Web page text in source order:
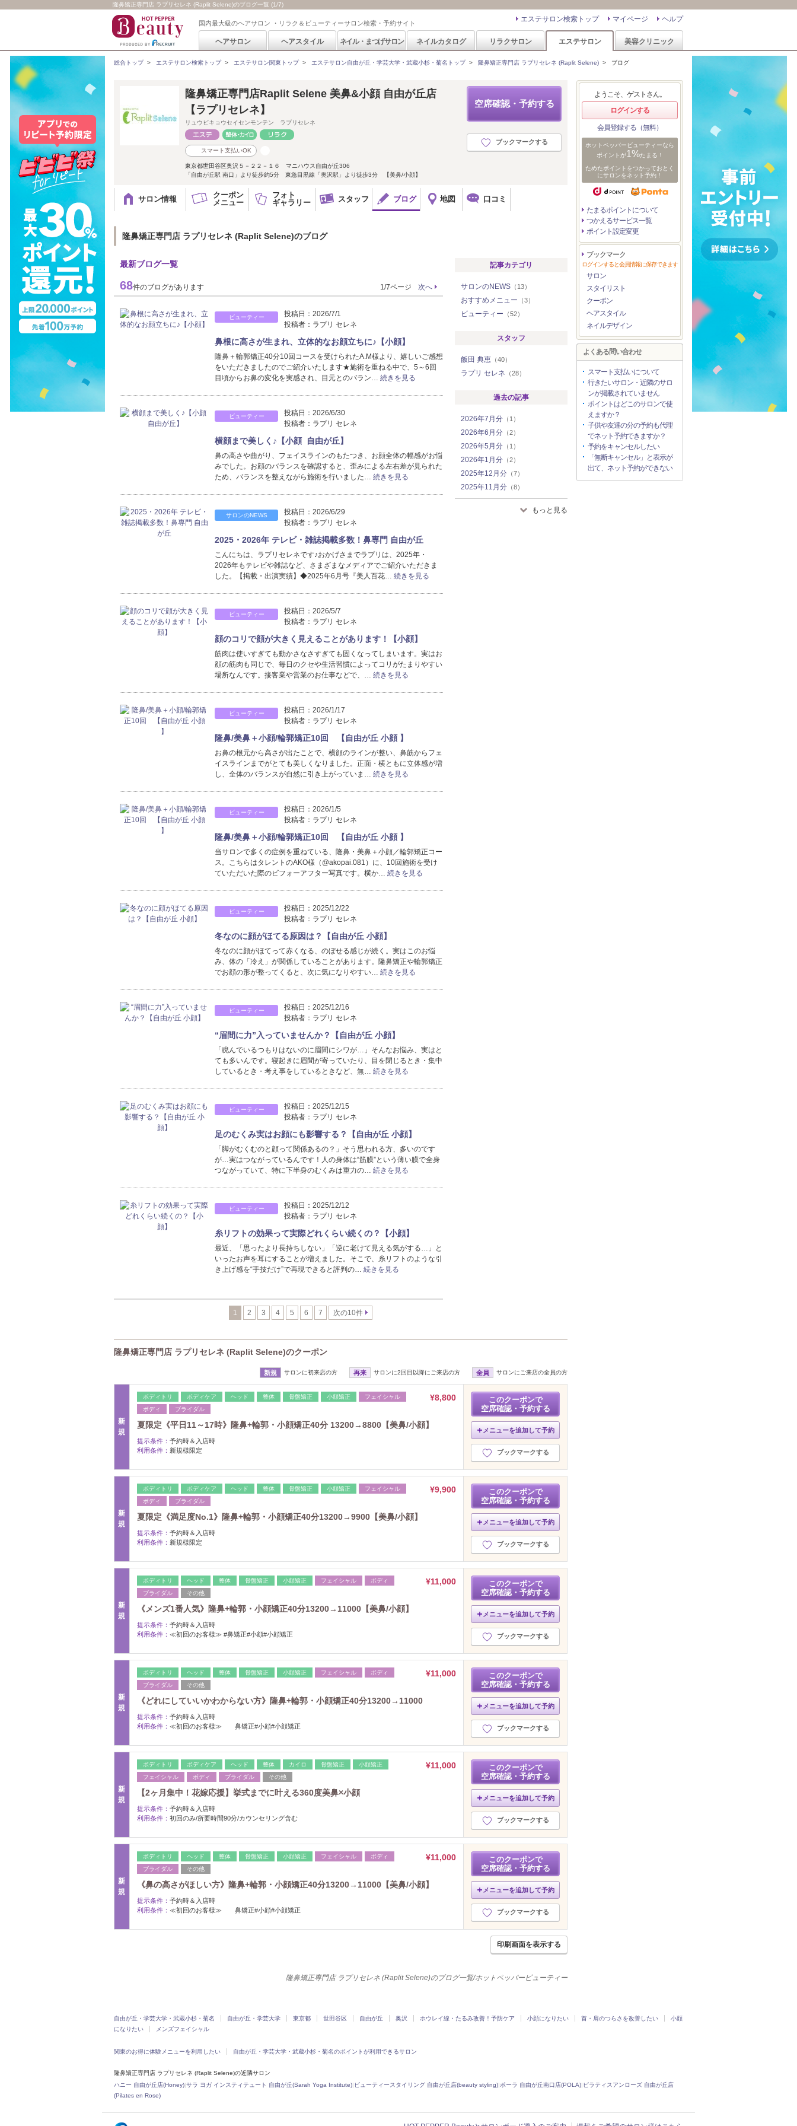
隆鼻矯正専門店 ラプリセレネ (Raplit Selene)のブログ一覧 (1/7)
国内最大級のヘアサロン ・リラク＆ビューティーサロン検索・予約サイト ヘルプ
マイページ
エステサロン検索トップ
ヘアサロン ヘアスタイル ネイル・まつげサロン ネイルカタログ リラクサロン エステサロン 美容クリニック
総合トップ> エステサロン検索トップ> エステサロン関東トップ> エステサロン自由が丘・学芸大学・武蔵小杉・菊名トップ> 隆鼻矯正専門店 ラプリセレネ (Raplit Selene) > ブログ
空席確認・予約する
ブックマークする
隆鼻矯正専門店Raplit Selene 美鼻&小顔 自由が丘店
【ラプリセレネ】
リュウビキョウセイセンモンテン ラプリセレネ
スマート支払いOK
東京都世田谷区奥沢５－２２－１６ マニハウス自由が丘306
「自由が丘駅 南口」より徒歩約5分 東急目黒線「奥沢駅」より徒歩3分 【美鼻/小顔】
サロン情報
クーポン
メニュー
フォト
ギャラリー
スタッフ ブログ 地図 口コミ
隆鼻矯正専門店 ラプリセレネ (Raplit Selene)のブログ
最新ブログ一覧
68件のブログがあります 1/7ページ 次へ
ビューティー 投稿日： 2026/7/1
投稿者： ラプリ セレネ
鼻根に高さが生まれ、立体的なお顔立ちに♪【小顔】
隆鼻＋輪郭矯正40分10回コースを受けられたA.M様より、嬉しいご感想
をいただきましたのでご紹介いたします★施術を重ねる中で、5～6回
目頃からお鼻の変化を実感され、目元とのバラン… 続きを見る
ビューティー 投稿日： 2026/6/30
投稿者： ラプリ セレネ
横顔まで美しく♪【小顔 自由が丘】
鼻の高さや曲がり、フェイスラインのもたつき、お顔全体の幅感がお悩
みでした。お顔のバランスを確認すると、歪みによる左右差が見られた
ため、バランスを整えながら施術を行いました… 続きを見る
サロンのNEWS 投稿日： 2026/6/29
投稿者： ラプリ セレネ
2025・2026年 テレビ・雑誌掲載多数！鼻専門 自由が丘
こんにちは、ラプリセレネです♪おかげさまでラプリは、2025年・
2026年もテレビや雑誌など、さまざまなメディアでご紹介いただきま
した。【掲載・出演実績】◆2025年6月号『美人百花… 続きを見る
ビューティー 投稿日： 2026/5/7
投稿者： ラプリ セレネ
顔のコリで顔が大きく見えることがあります！【小顔】
筋肉は使いすぎても動かさなさすぎても固くなってしまいます。実はお
顔の筋肉も同じで、毎日のクセや生活習慣によってコリがたまりやすい
場所なんです。接客業や営業のお仕事などで、… 続きを見る
ビューティー 投稿日： 2026/1/17
投稿者： ラプリ セレネ
隆鼻/美鼻＋小顔/輪郭矯正10回 【自由が丘 小顔 】
お鼻の根元から高さが出たことで、横顔のラインが整い、鼻筋からフェ
イスラインまでがとても美しくなりました。正面・横ともに立体感が増
し、全体のバランスが自然に引き上がっていま… 続きを見る
ビューティー 投稿日： 2026/1/5
投稿者： ラプリ セレネ
隆鼻/美鼻＋小顔/輪郭矯正10回 【自由が丘 小顔 】
当サロンで多くの症例を重ねている、隆鼻・美鼻＋小顔／輪郭矯正コー
ス。こちらはタレントのAKO様（@akopai.081）に、10回施術を受け
ていただいた際のビフォーアフター写真です。横か… 続きを見る
ビューティー 投稿日： 2025/12/22
投稿者： ラプリ セレネ
冬なのに顔がほてる原因は？【自由が丘 小顔】
冬なのに顔がほてって赤くなる、のぼせる感じが続く。実はこのお悩
み、体の「冷え」が関係していることがあります。隆鼻矯正や輪郭矯正
でお顔の形が整ってくると、次に気になりやすい… 続きを見る
ビューティー 投稿日： 2025/12/16
投稿者： ラプリ セレネ
“眉間に力”入っていませんか？【自由が丘 小顔】
「睨んでいるつもりはないのに眉間にシワが…」そんなお悩み、実はと
ても多いんです。寝起きに眉間が寄っていたり、目を閉じるとき・集中
しているとき・考え事をしているときなど、無… 続きを見る
ビューティー 投稿日： 2025/12/15
投稿者： ラプリ セレネ
足のむくみ実はお顔にも影響する？【自由が丘 小顔】
「脚がむくむのと顔って関係あるの？」そう思われる方、多いのです
が…実はつながっているんです！人の身体は“筋膜”という薄い膜で全身
つながっていて、特に下半身のむくみは重力の… 続きを見る
ビューティー 投稿日： 2025/12/12
投稿者： ラプリ セレネ
糸リフトの効果って実際どれくらい続くの？【小顔】
最近、「思ったより長持ちしない」「逆に老けて見える気がする…」と
いったお声を耳にすることが増えました。そこで、糸リフトのような引
き上げ感を“手技だけ”で再現できると評判の… 続きを見る
1 2 3 4 5 6 7 次の10件
記事カテゴリ
サロンのNEWS （13）
おすすめメニュー （3）
ビューティー （52）
スタッフ
飯田 典恵 （40）
ラプリ セレネ （28）
過去の記事
2026年7月分 （1）
2026年6月分 （2）
2026年5月分 （1）
2026年1月分 （2）
2025年12月分 （7）
2025年11月分 （8）
2025年10月分（4）
もっと見る
隆鼻矯正専門店 ラプリセレネ (Raplit Selene)のクーポン
新規 サロンに初来店の方 再来 サロンに2回目以降にご来店の方 全員 サロンにご来店の全員の方
新
規
ボディトリ ボディケア ヘッド 整体 骨盤矯正 小顔矯正
フェイシャル
ボディ
ブライダル
¥8,800
夏限定《平日11～17時》隆鼻+輪郭・小顔矯正40分 13200→8800【美鼻/小顔】
提示条件： 予約時＆入店時
利用条件： 新規様限定
このクーポンで
空席確認・予約する
メニューを追加して予約
ブックマークする
新
規
ボディトリ ボディケア ヘッド 整体 骨盤矯正 小顔矯正
フェイシャル
ボディ
ブライダル
¥9,900
夏限定《満足度No.1》隆鼻+輪郭・小顔矯正40分13200→9900【美鼻/小顔】
提示条件： 予約時＆入店時
利用条件： 新規様限定
このクーポンで
空席確認・予約する
メニューを追加して予約
ブックマークする
新
規
ボディトリ ヘッド 整体 骨盤矯正 小顔矯正 フェイシャル
ボディ
ブライダル
その他
¥11,000
《メンズ1番人気》隆鼻+輪郭・小顔矯正40分13200→11000【美鼻/小顔】
提示条件： 予約時＆入店時
利用条件： ≪初回のお客様≫ #鼻矯正#小顔#小顔矯正
このクーポンで
空席確認・予約する
メニューを追加して予約
ブックマークする
新
規
ボディトリ ヘッド 整体 骨盤矯正 小顔矯正 フェイシャル
ボディ
ブライダル
その他
¥11,000
《どれにしていいかわからない方》隆鼻+輪郭・小顔矯正40分13200→11000
提示条件： 予約時＆入店時
利用条件： ≪初回のお客様≫ 鼻矯正#小顔#小顔矯正
このクーポンで
空席確認・予約する
メニューを追加して予約
ブックマークする
新
規
ボディトリ ボディケア ヘッド 整体 カイロ 骨盤矯正
小顔矯正
フェイシャル
ボディ ブライダル その他
¥11,000
【2ヶ月集中！花嫁応援】挙式までに叶える360度美鼻×小顔
提示条件： 予約時＆入店時
利用条件： 初回のみ/所要時間90分/カウンセリング含む
このクーポンで
空席確認・予約する
メニューを追加して予約
ブックマークする
新
規
ボディトリ ヘッド 整体 骨盤矯正 小顔矯正 フェイシャル
ボディ
ブライダル
その他
¥11,000
《鼻の高さがほしい方》隆鼻+輪郭・小顔矯正40分13200→11000【美鼻/小顔】
提示条件： 予約時＆入店時
利用条件： ≪初回のお客様≫ 鼻矯正#小顔#小顔矯正
このクーポンで
空席確認・予約する
メニューを追加して予約
ブックマークする
印刷画面を表示する
隆鼻矯正専門店 ラプリセレネ (Raplit Selene)のブログ一覧/ホットペッパービューティー
ようこそ、ゲストさん。
ログインする
会員登録する（無料）
ホットペッパービューティーなら
ポイントが1%たまる！
ためたポイントをつかっておとく
にサロンをネット予約！
たまるポイントについて
つかえるサービス一覧
ポイント設定変更
ブックマーク
ログインすると会員情報に保存できます
サロン
スタイリスト
クーポン
ヘアスタイル
ネイルデザイン
よくある問い合わせ
スマート支払いについて
行きたいサロン・近隣のサロ
ンが掲載されていません
ポイントはどこのサロンで使
えますか？
子供や友達の分の予約も代理
でネット予約できますか？
予約をキャンセルしたい
「無断キャンセル」と表示が
出て、ネット予約ができない
自由が丘・学芸大学・武蔵小杉・菊名 自由が丘・学芸大学 東京都 世田谷区 自由が丘 奥沢 ホウレイ線・たるみ改善！予防ケア 小顔になりたい 首・肩のつらさを改善したい
小顔
になりたい
メンズフェイシャル
関東のお得に体験メニューを利用したい 自由が丘・学芸大学・武蔵小杉・菊名のポイントが利用できるサロン
隆鼻矯正専門店 ラプリセレネ (Raplit Selene)の近隣サロン
ハニー 自由が丘店(Honey)|サラ ヨガ インスティテュート 自由が丘(Sarah Yoga Institute)| ビューティースタイリング 自由が丘店(beauty styling)|ポーラ 自由が丘南口店(POLA)|ピラティスアンローズ 自由が丘店
(Pilates en Rose)